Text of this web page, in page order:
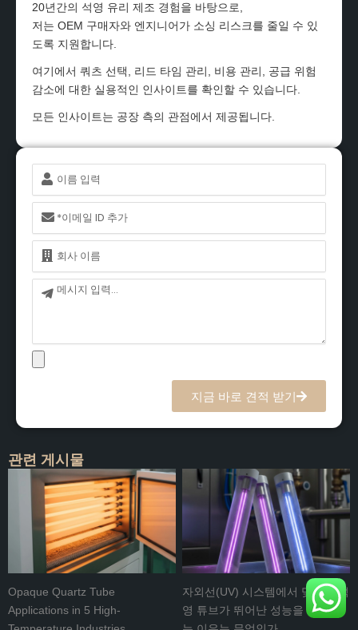
20년간의 석영 유리 제조 경험을 바탕으로,
저는 OEM 구매자와 엔지니어가 소싱 리스크를 줄일 수 있
도록 지원합니다.
여기에서 쿼츠 선택, 리드 타임 관리, 비용 관리, 공급 위험
감소에 대한 실용적인 인사이트를 확인할 수 있습니다.
모든 인사이트는 공장 측의 관점에서 제공됩니다.
름
이
메
일
름
지금 바로 견적 받기
관련 게시물
Opaque Quartz Tube
Applications in 5 High-
자외선(UV) 시스템에서 맞춤형 석
영 튜브가 뛰어난 성능을 발휘하